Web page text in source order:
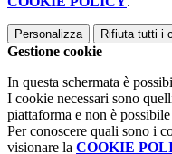
Personalizza Rifiuta tutti i
Gestione cookie
In questa schermata è
I cookie necessari sono
piattaforma e non è
Per conoscere quali sono i
visionare la COOKIE